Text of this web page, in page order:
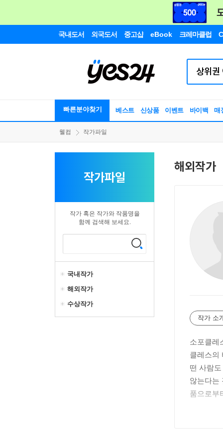
국내도서 외국도서 중고샵 eBook 크레마클럽
빠른분야찾기 베스트 신상품 이벤트 바이백 매
웰컴 작가파일
작가파일
작가 혹은 작가와 작품명을
함께 검색해 보세요.
국내작가
해외작가
수상작가
해외작가
작가 소
소포클레
클레스의
떤 사람
않는다는
품으로부